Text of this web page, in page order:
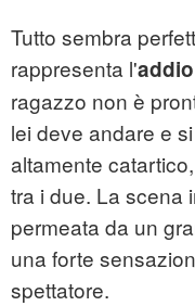
Tutto sembra
rappresenta l'
ragazzo non è
lei deve andare e
altamente
tra i due. La scena
permeata da un
una forte
spettatore.